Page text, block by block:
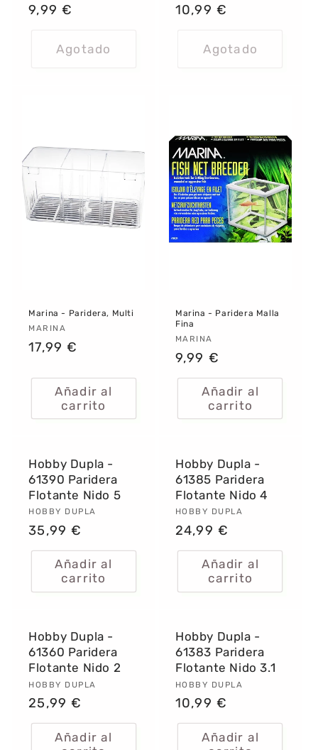
Precio
9,99 €
Agotado
Precio
10,99 €
Agotado
Marina - Paridera, Multi
Proveedor:
MARINA
Precio
17,99 €
Añadir al
carrito
Marina - Paridera Malla
Fina
Proveedor:
MARINA
Precio
habitual
9,99 €
Añadir al
carrito
Hobby Dupla -
61390 Paridera
Flotante Nido 5
Proveedor:
HOBBY DUPLA
Precio
habitual
35,99 €
Añadir al
carrito
Hobby Dupla -
61385 Paridera
Flotante Nido 4
Proveedor:
HOBBY DUPLA
Precio
habitual
24,99 €
Añadir al
carrito
Hobby Dupla -
61360 Paridera
Flotante Nido 2
Proveedor:
HOBBY DUPLA
Precio
habitual
25,99 €
Añadir al
Hobby Dupla -
61383 Paridera
Flotante Nido 3.1
Proveedor:
HOBBY DUPLA
Precio
habitual
10,99 €
Añadir al